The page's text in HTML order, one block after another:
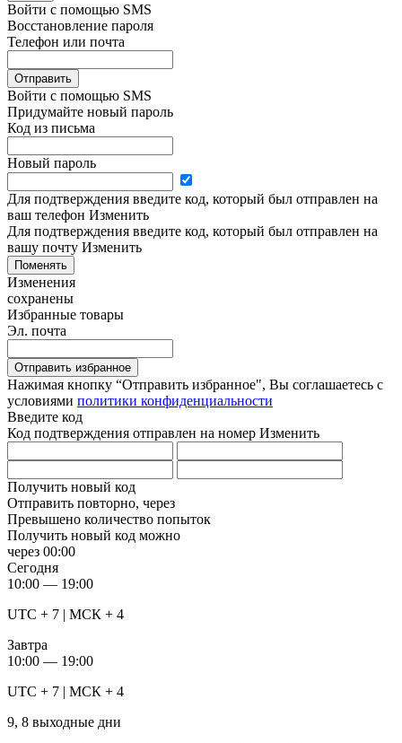
Войти с помощью SMS
Восстановление пароля
Телефон или почта
Отправить
Войти с помощью SMS
Придумайте новый пароль
Код из письма
Новый пароль
Для подтверждения введите код, который был отправлен на
ваш телефон Изменить
Для подтверждения введите код, который был отправлен на
вашу почту Изменить
Поменять
Изменения
сохранены
Избранные товары
Эл. почта
Отправить избранное
Нажимая кнопку “Отправить избранное", Вы соглашаетесь c
условиями политики конфиденциальности
Введите код
Код подтверждения отправлен на номер Изменить
Получить новый код
Отправить повторно, через
Превышено количество попыток
Получить новый код можно
через 00:00
Сегодня
10:00 — 19:00
UTC + 7 | МСК + 4
Завтра
10:00 — 19:00
UTC + 7 | МСК + 4
9, 8 выходные дни